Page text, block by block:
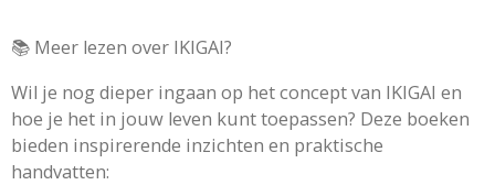
📚 Meer lezen over IKIGAI?
Wil je nog dieper ingaan op het concept van IKIGAI en
hoe je het in jouw leven kunt toepassen? Deze boeken
bieden inspirerende inzichten en praktische
handvatten: